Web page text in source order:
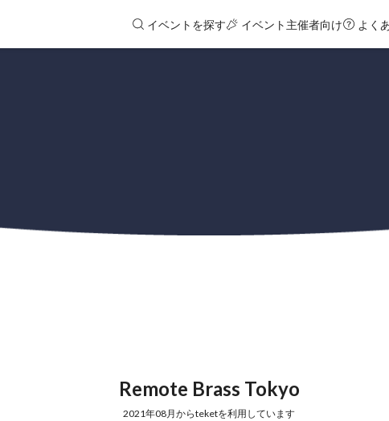
イベントを探す イベント主催者向け よく
Remote Brass Tokyo
2021年08月からteketを利用しています